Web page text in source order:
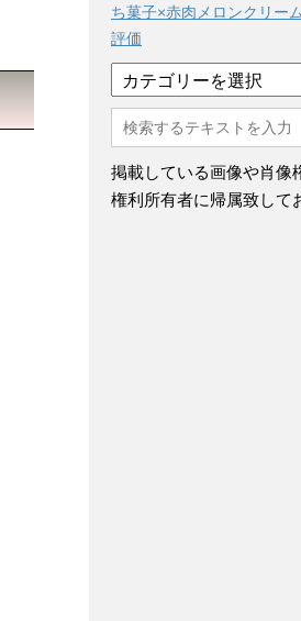
ち菓子×赤肉メロンクリー
評価
テ
ゴ
リ
ー
掲載している画像や肖像
権利所有者に帰属致して